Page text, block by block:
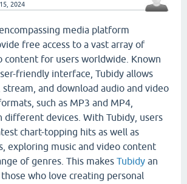
2024
media platform
free access to a vast array of
content for users worldwide. Known
friendly interface, Tubidy allows
stream, and download audio and video
such as MP3 and MP4,
different devices. With Tubidy, users
chart-topping hits as well as
exploring music and video content
of genres. This makes Tubidy an
who love creating personal